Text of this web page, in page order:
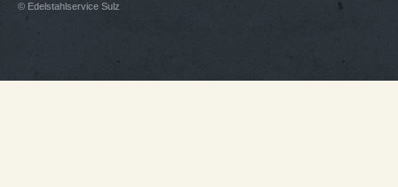
© Edelstahlservice Sulz